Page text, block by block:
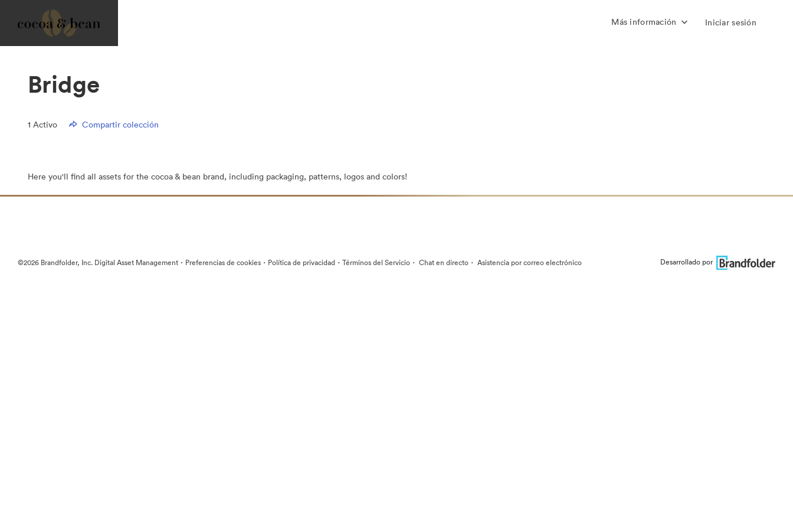
Más información Iniciar sesión
Bridge
1 Activo Compartir colección
Here you'll find all assets for the cocoa & bean brand, including packaging, patterns, logos and colors!
©2026 Brandfolder, Inc. Digital Asset Management · Preferencias de cookies · Política de privacidad · Términos del Servicio · Chat en directo · Asistencia por correo electrónico Desarrollado por